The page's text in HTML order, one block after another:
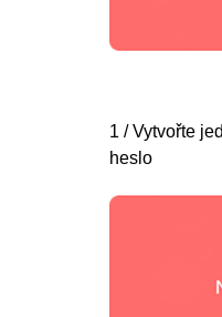
1 / Vytvořte
heslo